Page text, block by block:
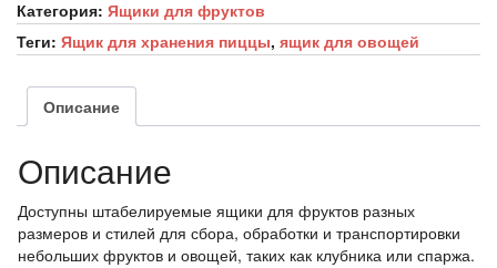
Категория: Ящики для фруктов
Теги: Ящик для хранения пиццы, ящик для овощей
Описание
Описание
Доступны штабелируемые ящики для фруктов разных
размеров и стилей для сбора, обработки и транспортировки
небольших фруктов и овощей, таких как клубника или спаржа.